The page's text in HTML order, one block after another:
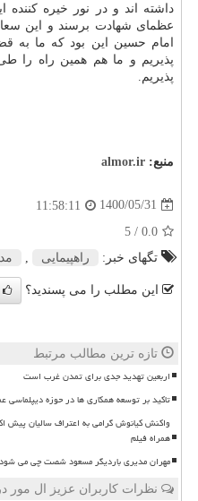
داشته اند و در نور خیره
عظمای شهادت برسند و این
امام حسین این بود که ما به
پذیریم و ما هم همین راه را
پذیریم.
منبع: almor.ir
1400/05/31
11:58:11
0.0
/ 5
تگهای خبر:
راهپیمایی مد
این مطلب را می پسندید؟
تازه ترین مطالب مرتبط
اربعین تهدید جدی برای تمدن غرب است
تاکید بر توسعه همکاری ها در حوزه دیپلماسی
واکنش کیانوش گرامی به اعتراف سالیان پیش
همراه فیلم
مهران مدیری باردیگر مسعود شصت چی می شود
نظرات کاربران عزیز ال مور